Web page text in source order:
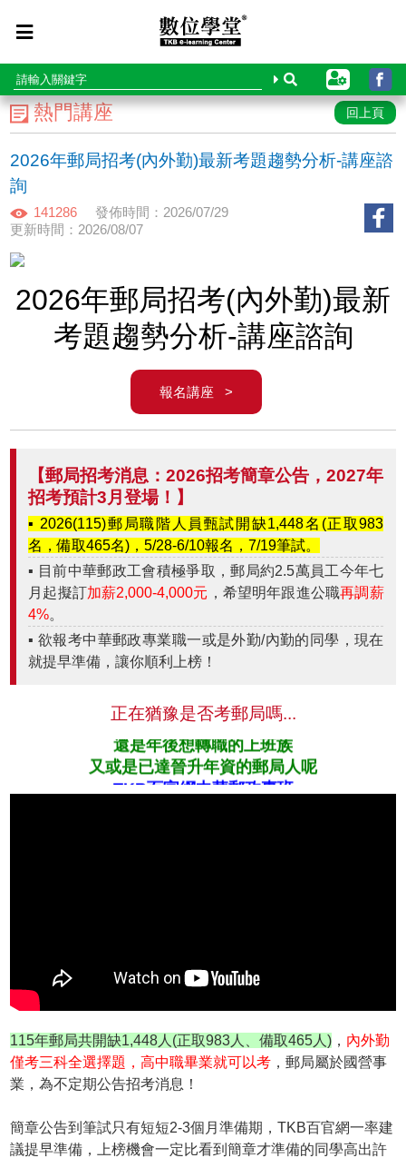
熱門講座 回上頁
2026年郵局招考(內外勤)最新考題趨勢分析-講座諮
詢
141286
發佈時間：2026/07/29
更新時間：2026/08/07
2026年郵局招考(內外勤)最新
考題趨勢分析-講座諮詢
報名講座 >
【郵局招考消息：2026招考簡章公告，2027年
招考預計3月登場！】
▪︎ 2026(115)郵局職階人員甄試開缺1,448名(正取983
名，備取465名)，5/28-6/10報名，7/19筆試。
▪︎ 目前中華郵政工會積極爭取，郵局約2.5萬員工今年七
月起擬訂加薪2,000-4,000元 ，希望明年跟進公職再調薪
4%。
▪︎ 欲報考中華郵政專業職一或是外勤/內勤的同學，現在
就提早準備，讓你順利上榜！
正在猶豫是否考郵局嗎...
你是正在找工作的應屆畢業生嗎
還是年後想轉職的上班族
又或是已達晉升年資的郵局人呢
TKB百官網中華郵政專班
115年郵局共開缺1,448人(正取983人、備取465人) ， 內外勤
僅考三科全選擇題，高中職畢業就可以考 ，郵局屬於國營事
業，為不定期公告招考消息！
簡章公告到筆試只有短短2-3個月準備期，TKB百官網一率建
議提早準備，上榜機會一定比看到簡章才準備的同學高出許